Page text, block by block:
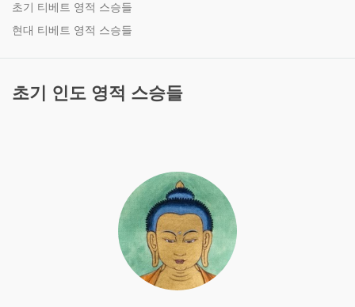
초기 티베트 영적 스승들
현대 티베트 영적 스승들
초기 인도 영적 스승들